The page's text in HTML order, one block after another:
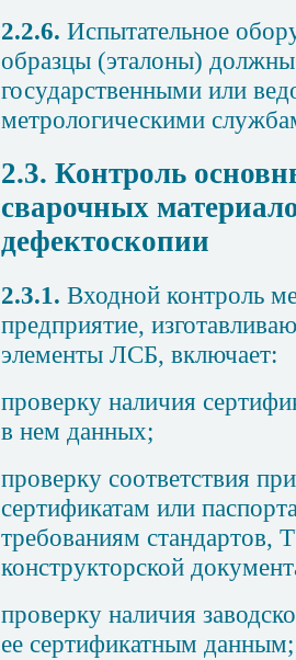
2.2.6. Испытательное
образцы (эталоны) должны
государственными или
метрологическими
2.3. Контроль
сварочных
дефектоскопии
2.3.1. Входной контроль
предприятие,
элементы ЛСБ, включает:
проверку наличия
в нем данных;
проверку соответствия
сертификатам или
требованиям стандартов,
конструкторской
проверку наличия
ее сертификатным данным;